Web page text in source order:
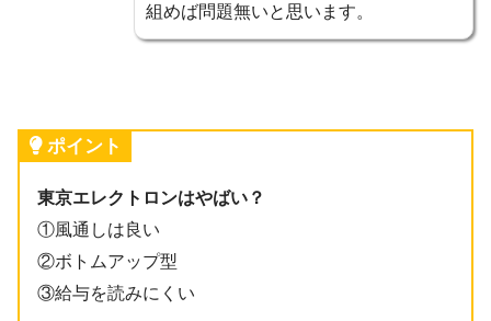
組めば問題無いと思います。
ポイント
東京エレクトロンはやばい？
①風通しは良い
②ボトムアップ型
③給与を読みにくい